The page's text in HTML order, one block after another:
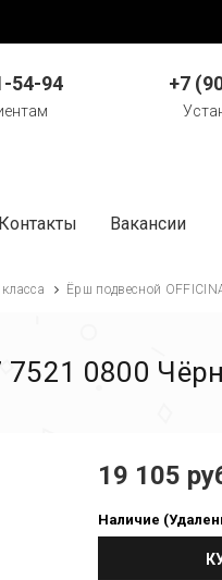
54-94 +7
Контакты Вакансии
Ёрш подвесной
7521 0800
19 105
Наличие